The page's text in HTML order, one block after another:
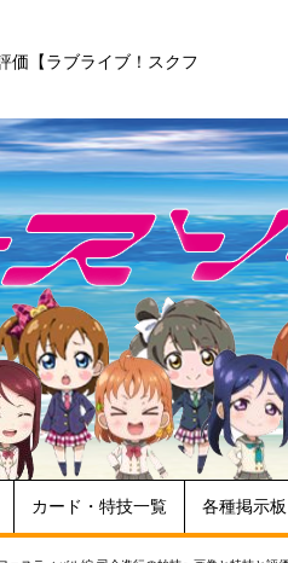
価【ラブライブ！スクフ
カード・特技一覧 各種掲示板